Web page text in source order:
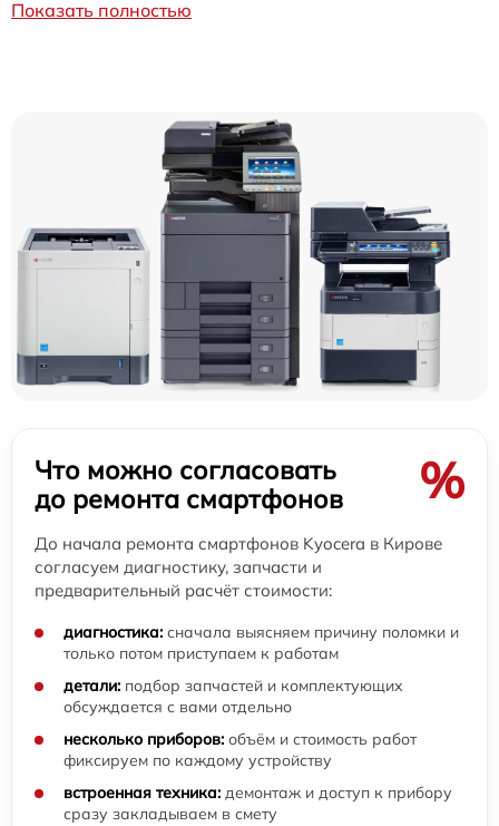
Показать полностью
Что можно согласовать
до ремонта смартфонов
%
До начала ремонта смартфонов Kyocera в Кирове
согласуем диагностику, запчасти и
предварительный расчёт стоимости:
диагностика: сначала выясняем причину поломки и
только потом приступаем к работам
детали: подбор запчастей и комплектующих
обсуждается с вами отдельно
несколько приборов: объём и стоимость работ
фиксируем по каждому устройству
встроенная техника: демонтаж и доступ к прибору
сразу закладываем в смету